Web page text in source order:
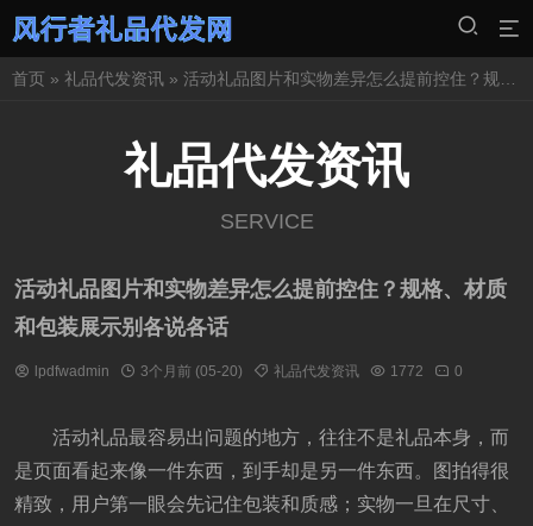
首页 » 礼品代发资讯 » 活动礼品图片和实物差异怎么提前控住？规格、材质和包装展示别各说各话
礼品代发资讯
SERVICE
活动礼品图片和实物差异怎么提前控住？规格、材质
和包装展示别各说各话
lpdfwadmin 3个月前 (05-20) 礼品代发资讯 1772 0
活动礼品最容易出问题的地方，往往不是礼品本身，而
是页面看起来像一件东西，到手却是另一件东西。图拍得很
精致，用户第一眼会先记住包装和质感；实物一旦在尺寸、